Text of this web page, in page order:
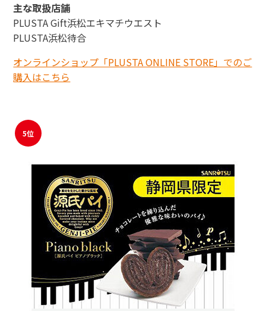
主な取扱店舗
PLUSTA Gift浜松エキマチウエスト
PLUSTA浜松待合
オンラインショップ「PLUSTA ONLINE STORE」でのご
購入はこちら
5位